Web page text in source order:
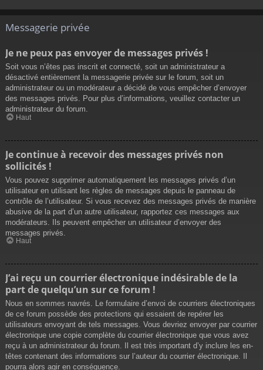
Messagerie privée
Je ne peux pas envoyer de messages privés !
Soit vous n’êtes pas inscrit et connecté, soit un administrateur a
désactivé entièrement la messagerie privée sur le forum, soit un
administrateur ou un modérateur a décidé de vous empêcher d’envoyer
des messages privés. Pour plus d’informations, veuillez contacter un
administrateur du forum.
Haut
Je continue à recevoir des messages privés non
sollicités !
Vous pouvez supprimer automatiquement les messages privés d’un
utilisateur en utilisant les règles de messages depuis le panneau de
contrôle de l’utilisateur. Si vous recevez des messages privés de manière
abusive de la part d’un autre utilisateur, rapportez ces messages aux
modérateurs. Ils peuvent empêcher un utilisateur d’envoyer des
messages privés.
Haut
J’ai reçu un courrier électronique indésirable de la
part de quelqu’un sur ce forum !
Nous en sommes navrés. Le formulaire d’envoi de courriers électroniques
de ce forum possède des protections qui essaient de repérer les
utilisateurs envoyant de tels messages. Vous devriez envoyer par courrier
électronique une copie complète du courrier électronique que vous avez
reçu à un administrateur du forum. Il est très important d’y inclure les en-
têtes contenant des informations sur l’auteur du courrier électronique. Il
pourra alors agir en conséquence.